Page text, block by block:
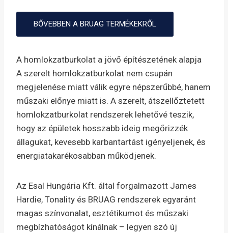
BŐVEBBEN A BRUAG TERMÉKEKRŐL
A homlokzatburkolat a jövő építészetének alapja
A szerelt homlokzatburkolat nem csupán
megjelenése miatt válik egyre népszerűbbé, hanem
műszaki előnye miatt is. A szerelt, átszellőztetett
homlokzatburkolat rendszerek lehetővé teszik,
hogy az épületek hosszabb ideig megőrizzék
állagukat, kevesebb karbantartást igényeljenek, és
energiatakarékosabban működjenek.
Az Esal Hungária Kft. által forgalmazott James
Hardie, Tonality és BRUAG rendszerek egyaránt
magas színvonalat, esztétikumot és műszaki
megbízhatóságot kínálnak – legyen szó új